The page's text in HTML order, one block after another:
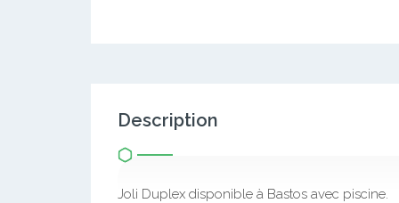
Description
Joli Duplex disponible à Bastos avec piscine.